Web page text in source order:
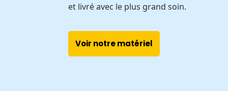
et livré avec le plus grand soin.
Voir notre matériel